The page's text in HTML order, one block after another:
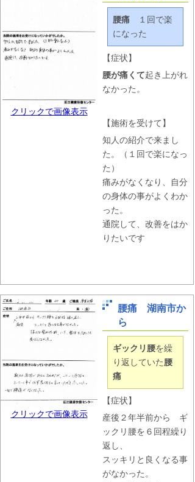
クリックで画像表示
腰痛 １回で楽
になった
【症状】
腰が痛くて起き上がれ
なかった。
【施術を受けて】
知人の紹介で来まし
た。（１回で楽になっ
た）
痛みがなくなり、自分
の身体の事がよくわか
った。
通院して、改善をはか
りたいです
クリックで画像表示
腰痛 湖南市か
ら
ギックリ腰を繰
り返していた 腰
痛
【症状】
産後２年半前から ギ
ックリ腰を６回程繰り
返し、
スッキリと良くなる事
がなかった。